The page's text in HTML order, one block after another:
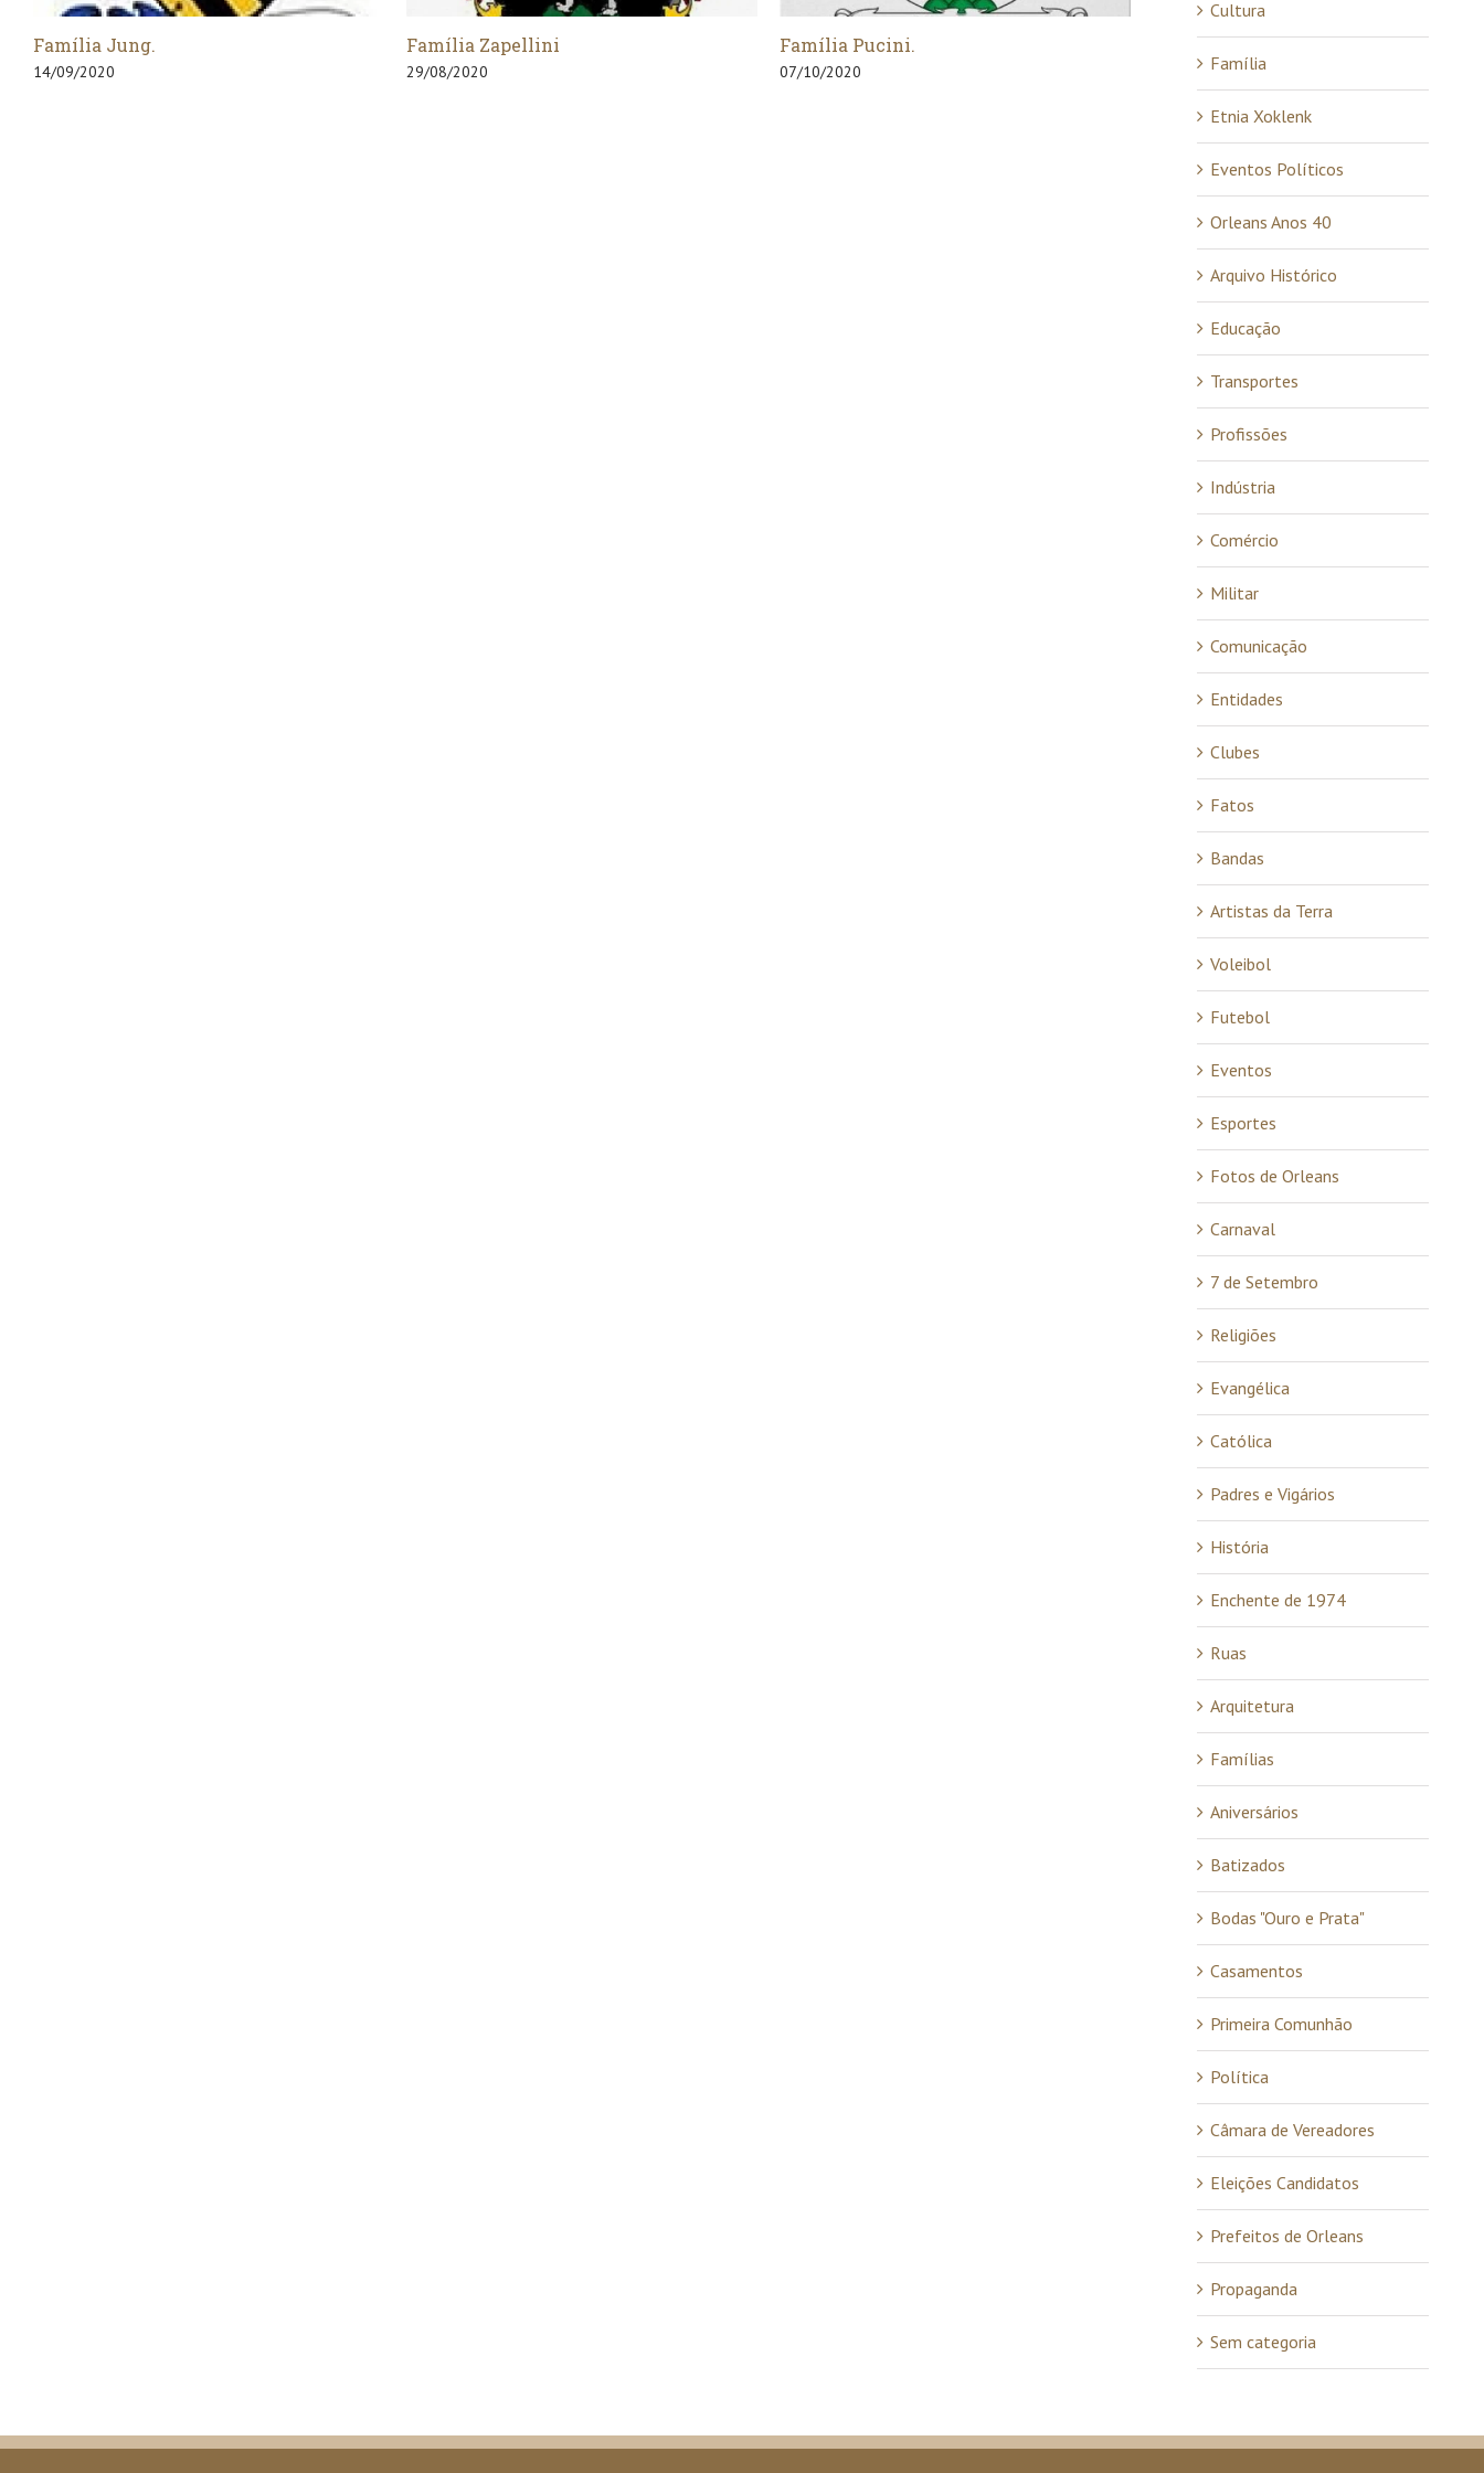
Família Zapellini
29/08/2020
Família Pucini.
07/10/2020
Família Cattaneo.
22/03/2020
Família Brusco
04/08/2025
Cultura
Família
Etnia Xoklenk
Eventos Políticos
Orleans Anos 40
Arquivo Histórico
Educação
Transportes
Profissões
Indústria
Comércio
Militar
Comunicação
Entidades
Clubes
Fatos
Bandas
Artistas da Terra
Voleibol
Futebol
Eventos
Esportes
Fotos de Orleans
Carnaval
7 de Setembro
Religiões
Evangélica
Católica
Padres e Vigários
História
Enchente de 1974
Ruas
Arquitetura
Famílias
Aniversários
Batizados
Bodas "Ouro e Prata"
Casamentos
Primeira Comunhão
Política
Câmara de Vereadores
Eleições Candidatos
Prefeitos de Orleans
Propaganda
Sem categoria